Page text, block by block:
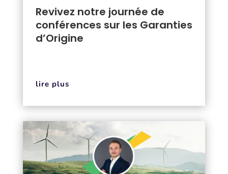
Revivez notre journée de
conférences sur les Garanties
d’Origine
lire plus